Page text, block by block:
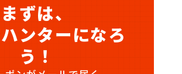
まずは、
ンターになろ
う！